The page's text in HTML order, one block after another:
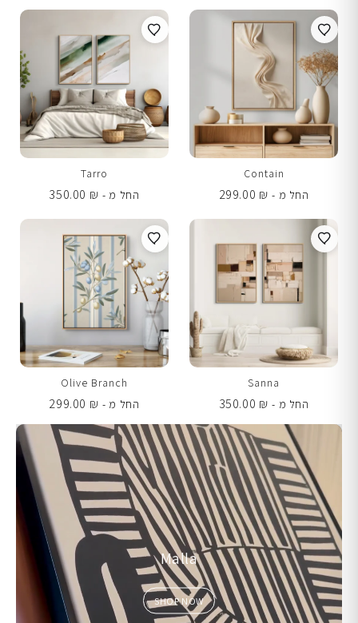
Contain
החל מ -
299.00 ₪
Tarro
החל מ -
350.00 ₪
Sanna
החל מ -
350.00 ₪
Olive Branch
החל מ -
299.00 ₪
Malla
SHOP NOW